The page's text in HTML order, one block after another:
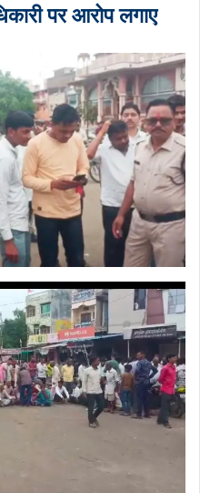
पर आरोप लगाए